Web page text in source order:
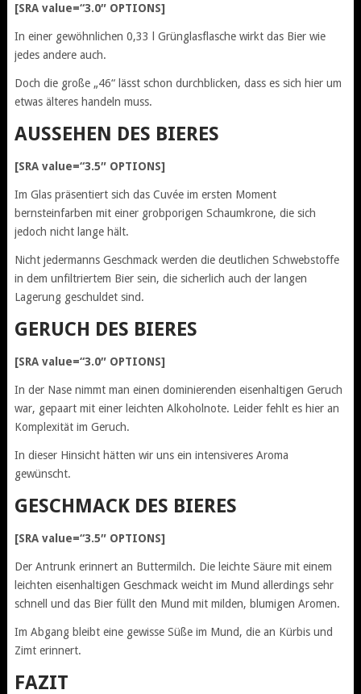
[SRA value=“3.0″ OPTIONS]
In einer gewöhnlichen 0,33 l Grünglasflasche wirkt das Bier wie
jedes andere auch.
Doch die große „46“ lässt schon durchblicken, dass es sich hier um
etwas älteres handeln muss.
AUSSEHEN DES BIERES
[SRA value=“3.5″ OPTIONS]
Im Glas präsentiert sich das Cuvée im ersten Moment
bernsteinfarben mit einer grobporigen Schaumkrone, die sich
jedoch nicht lange hält.
Nicht jedermanns Geschmack werden die deutlichen Schwebstoffe
in dem unfiltriertem Bier sein, die sicherlich auch der langen
Lagerung geschuldet sind.
GERUCH DES BIERES
[SRA value=“3.0″ OPTIONS]
In der Nase nimmt man einen dominierenden eisenhaltigen Geruch
war, gepaart mit einer leichten Alkoholnote. Leider fehlt es hier an
Komplexität im Geruch.
In dieser Hinsicht hätten wir uns ein intensiveres Aroma
gewünscht.
GESCHMACK DES BIERES
[SRA value=“3.5″ OPTIONS]
Der Antrunk erinnert an Buttermilch. Die leichte Säure mit einem
leichten eisenhaltigen Geschmack weicht im Mund allerdings sehr
schnell und das Bier füllt den Mund mit milden, blumigen Aromen.
Im Abgang bleibt eine gewisse Süße im Mund, die an Kürbis und
Zimt erinnert.
FAZIT